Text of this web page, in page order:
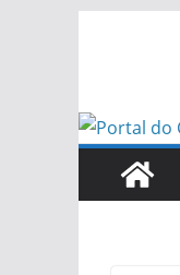
conteúdo